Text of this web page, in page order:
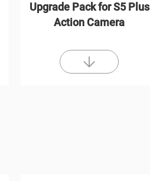
Upgrade Pack for S5 Plus
Action Camera